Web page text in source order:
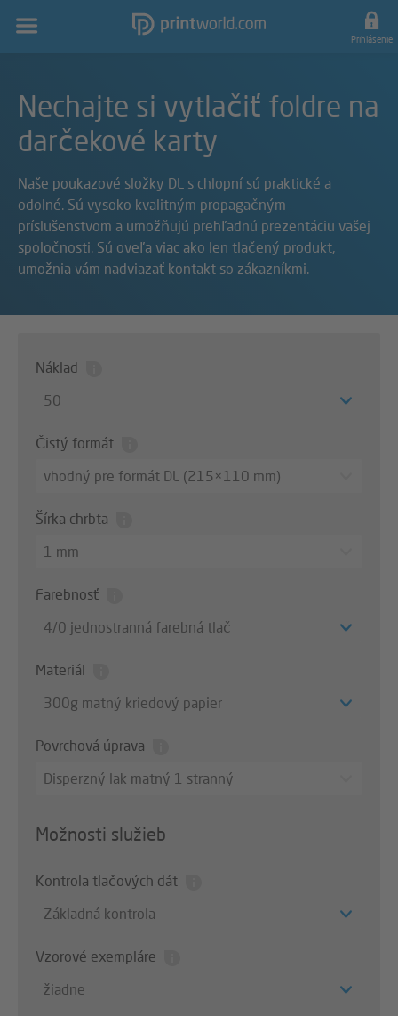
Hlavná
navigácia Prihlásenie
Nechajte si vytlačiť foldre na
darčekové karty
Naše poukazové složky DL s chlopní sú praktické a
odolné. Sú vysoko kvalitným propagačným
príslušenstvom a umožňujú prehľadnú prezentáciu vašej
spoločnosti. Sú oveľa viac ako len tlačený produkt,
umožnia vám nadviazať kontakt so zákazníkmi.
Náklad
50
Čistý formát
vhodný pre formát DL (215×110 mm)
Šírka chrbta
1 mm
Farebnosť
4/0 jednostranná farebná tlač
Materiál
300g matný kriedový papier
Povrchová úprava
Disperzný lak matný 1 stranný
Možnosti služieb
Kontrola tlačových dát
Základná kontrola
Vzorové exempláre
žiadne